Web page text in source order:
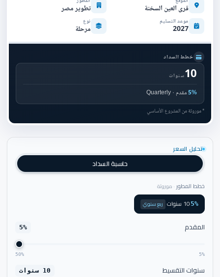
قرى العين السخنة تطوير مصر
موعد التسليم
2027
نوع
مرحلة
خطط السداد
10سنوات
5%مقدم · Quarterly
* موروثة من المشروع الأساسي
تحليل السعر
حاسبة السداد
خطط المطور · موروثة
5%
·10 سنوات ربع سنوي
المقدم 5%
5%
50%
سنوات التقسيط 10 سنوات